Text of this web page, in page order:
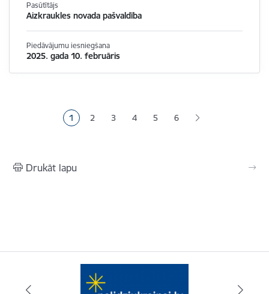
Pasūtītājs
Aizkraukles novada pašvaldība
Piedāvājumu iesniegšana
2025. gada 10. februāris
Pašreizējā lapa
1 Lapa
2 Lapa
3 Lapa
4 Lapa
5 6
Drukāt lapu